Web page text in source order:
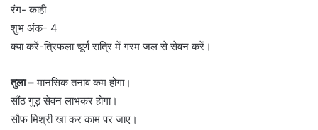
रंग- काही
शुभ अंक- 4
क्या करें-त्रिफला चूर्ण रात्रि में गरम जल से सेवन करें।
तुला –मानसिक तनाव कम होगा।
सौंठ गुड़ सेवन लाभकर होगा।
सौफ मिश्री खा कर काम पर जाए।